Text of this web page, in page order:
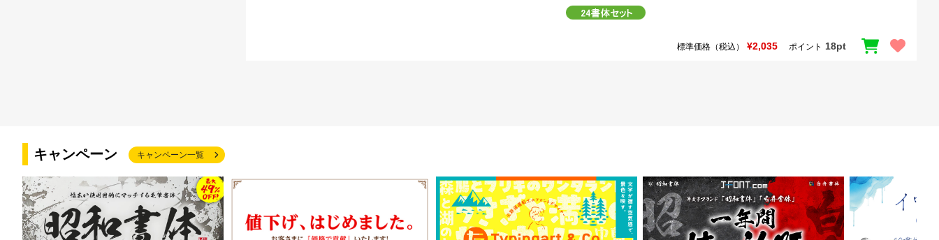
標準価格（税込） ¥2,035 ポイント 18pt
キャンペーン キャンペーン一覧